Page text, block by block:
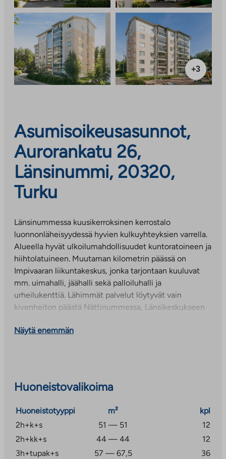
+3
Asumisoikeusasunnot,
Aurorankatu 26,
Länsinummi, 20320,
Turku
Länsinummessa kuusikerroksinen kerrostalo
luonnonläheisyydessä hyvien kulkuyhteyksien varrella.
Alueella hyvät ulkoilumahdollisuudet kuntoratoineen ja
hiihtolatuineen. Muutaman kilometrin päässä on
Impivaaran liikuntakeskus, jonka tarjontaan kuuluvat
mm. uimahalli, jäähalli sekä palloiluhalli ja
urheilukenttiä. Lähimmät palvelut löytyvät vain
kivenheiton päästä Nättinummessa, Länsikeskukseen
Linja-autopysäkki talon edessä.
oma irtainvarastokomero.
B-talon ensimmäisessä kerroksessa on
ulkoiluvälinevarasto ja kuivaushuone.
Näytä enemmän
Huoneistovalikoima
Huoneistotyyppi m²
kpl
2h+k+s
51 — 51
12
2h+kk+s
44 — 44
12
3h+tupak+s
57 — 67,5 36